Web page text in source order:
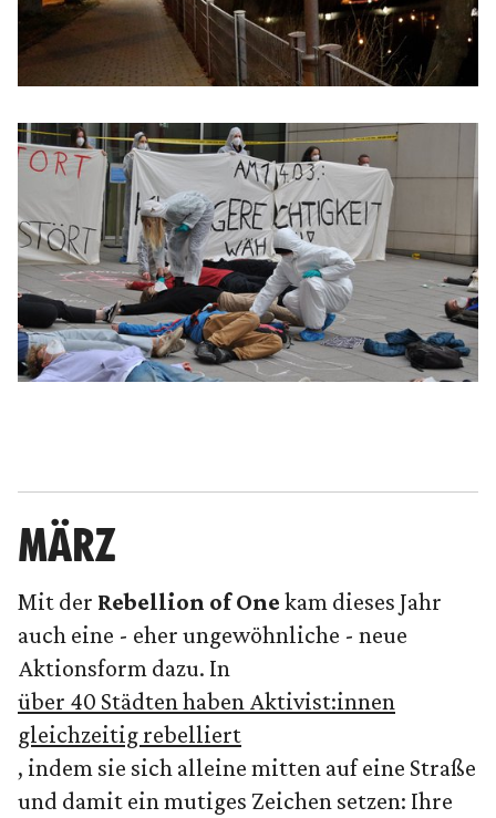
MÄRZ
Mit der Rebellion of One kam dieses Jahr
auch eine - eher ungewöhnliche - neue
Aktionsform dazu. In
über 40 Städten haben Aktivist:innen
gleichzeitig rebelliert
, indem sie sich alleine mitten auf eine Straße
und damit ein mutiges Zeichen setzen: Ihre